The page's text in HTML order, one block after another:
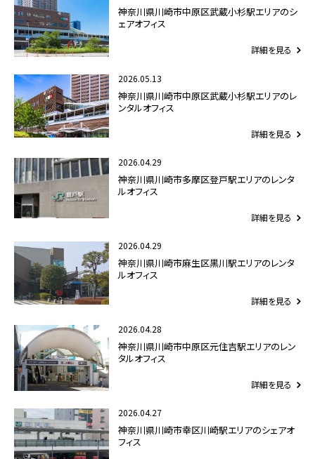
神奈川県川崎市中原区武蔵小杉駅エリアのシ
ェアオフィス
詳細を見る
2026.05.13
神奈川県川崎市中原区武蔵小杉駅エリアのレ
ンタルオフィス
詳細を見る
2026.04.29
神奈川県川崎市多摩区登戸駅エリアのレンタ
ルオフィス
詳細を見る
2026.04.29
神奈川県川崎市麻生区黒川駅エリアのレンタ
ルオフィス
詳細を見る
2026.04.28
神奈川県川崎市中原区元住吉駅エリアのレン
タルオフィス
詳細を見る
2026.04.27
神奈川県川崎市幸区川崎駅エリアのシェアオ
フィス